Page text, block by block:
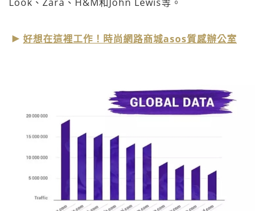
好想在這裡工作！時尚網路商城asos質感辦公室